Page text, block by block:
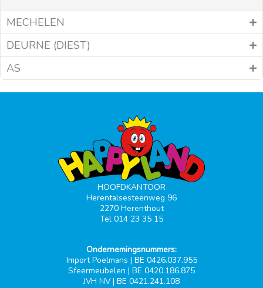
MECHELEN
DEURNE (DIEST)
AS
HOOFDKANTOOR
Herentalsesteenweg 96
2270 Herenthout
Tel 014 23 35 15
Ondernemingsnummers:
Import Poelmans | BE 0426.037.955
Sfeermeubelen | BE 0420.186.875
JVH NV | BE 0421.241.108